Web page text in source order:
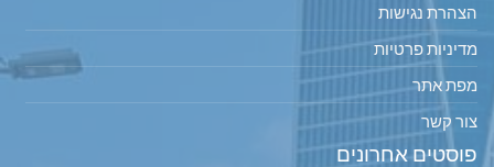
הצהרת נגישות
מדיניות פרטיות
מפת אתר
צור קשר
פוסטים אחרונים